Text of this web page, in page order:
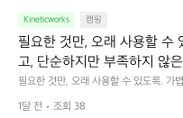
는 균형감에서 출발했습니다
저히 집착했습니다. 튼튼한
해치치 않는 선에서, 가장 가
이 디자인과 사용감은, 꼭 직
해 보시기를 바랍니다.
철저히 집착했습니다. 튼튼한 내구도와
서, 가장 가볍고 얇게 설계했습니다.  이
만져보며 경험해 보시기를 바랍니다.
Kineticworks 캠핑
필요한 것만, 오래 사용할 수
고, 단순하지만 부족하지 않
어의 경계를 자연스럽게 이어
GEAR. 키네틱웍스에서 만나
필요한 것만, 오래 사용할 수 있도록. 가
지 않은 디자인. 일상과 아웃도어의 경
OUNTAIN GEAR. 키네틱웍스에서 만나
1달 전 조회 38